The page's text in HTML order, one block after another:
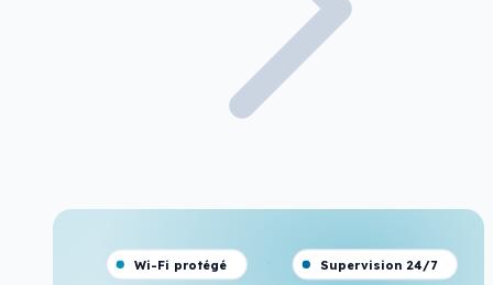
Wi-Fi protégé Supervision 24/7